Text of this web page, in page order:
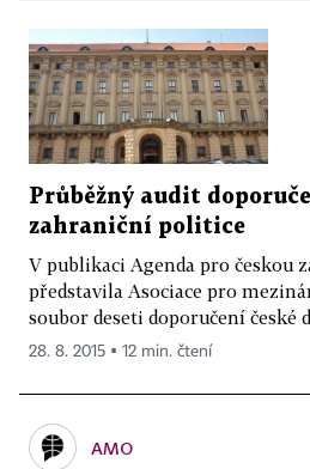
Průběžný audit
zahraniční politice
V publikaci Agenda pro českou
představila Asociace pro
soubor deseti doporučení české
28. 8. 2015 ▪ 12 min. čtení
AMO